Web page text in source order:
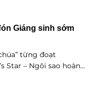
Giáng sinh sớm
từng đoạt
Star – Ngôi sao hoàn